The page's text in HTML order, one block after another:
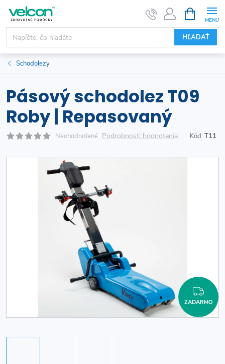
obsah
HĽADAŤ
KOŠÍK
Schodolezy
Pásový schodolez T09
Roby | Repasovaný
Neohodnotené Podrobnosti hodnotenia Kód: T11
ZADARMO